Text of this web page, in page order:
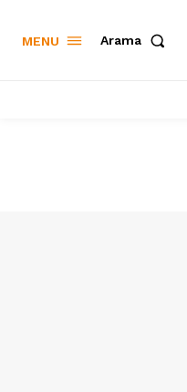
MENU Arama